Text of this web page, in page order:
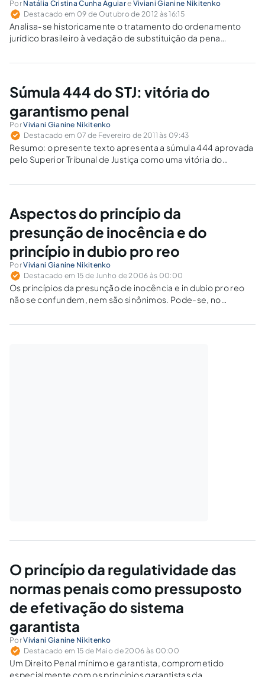
Por Natália Cristina Cunha Aguiare Viviani Gianine Nikitenko
Destacado em 09 de Outubro de 2012 às 16:15
Analisa-se historicamente o tratamento do ordenamento
jurídico brasileiro à vedação de substituição da pena
condenados por crime de tráfico de drogas.
Súmula 444 do STJ: vitória do
garantismo penal
PorViviani Gianine Nikitenko
Destacado em 07 de Fevereiro de 2011 às 09:43
Resumo: o presente texto apresenta a súmula 444 aprovada
pelo Superior Tribunal de Justiça como uma vitória do
penal respeitador de todas as garantias processuais do
Aspectos do princípio da
presunção de inocência e do
princípio in dubio pro reo
PorViviani Gianine Nikitenko
Destacado em 15 de Junho de 2006 às 00:00
Os princípios da presunção de inocência e in dubio pro reo
não se confundem, nem são sinônimos. Pode-se, no
decorrência do princípio da presunção de inocência, bem
O princípio da regulatividade das
normas penais como pressuposto
de efetivação do sistema
garantista
PorViviani Gianine Nikitenko
Destacado em 15 de Maio de 2006 às 00:00
Um Direito Penal mínimo e garantista, comprometido
especialmente com os princípios garantistas da